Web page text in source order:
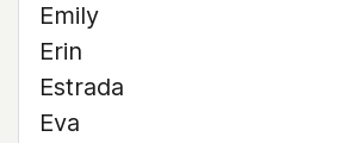
Emily
Erin
Estrada
Eva